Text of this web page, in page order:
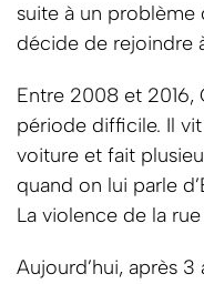
suite à un problème
décide de rejoindre
Entre 2008 et 2016,
période difficile. Il
voiture et fait
quand on lui parle
La violence de la
Aujourd’hui, après